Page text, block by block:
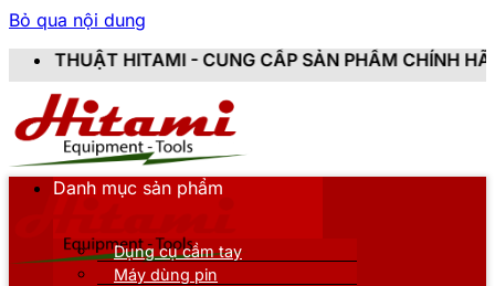
Bỏ qua nội dung
- CUNG CẤP SẢN PHẨM CHÍNH HÃNG, MỚI 100%,
Danh mục sản phẩm
Dụng cụ cầm tay
Máy dùng pin